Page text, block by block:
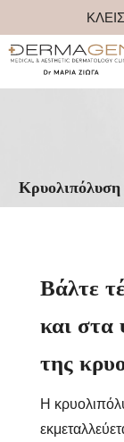
Κρυολιπόλυση
Βάλτε
και στα
της
Η